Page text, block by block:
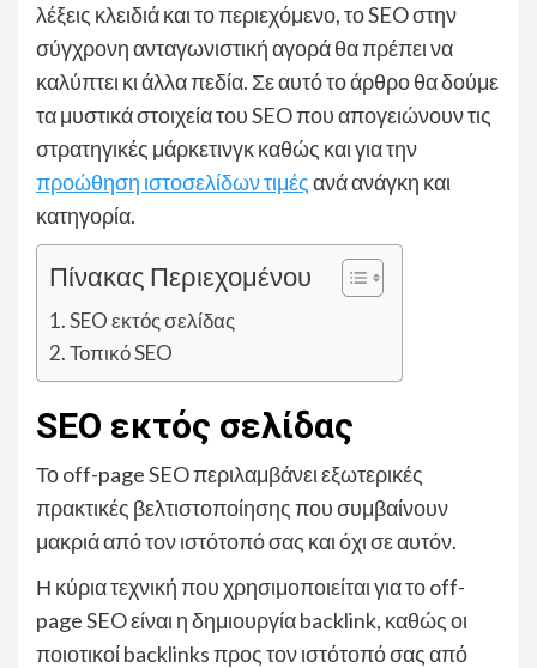
λέξεις κλειδιά και το περιεχόμενο, το SEO στην
σύγχρονη ανταγωνιστική αγορά θα πρέπει να
καλύπτει κι άλλα πεδία. Σε αυτό το άρθρο θα δούμε
τα μυστικά στοιχεία του SEO που απογειώνουν τις
στρατηγικές μάρκετινγκ καθώς και για την
προώθηση ιστοσελίδων τιμέςανά ανάγκη και
κατηγορία.
Πίνακας Περιεχομένου
SEO εκτός σελίδας
Τοπικό SEO
SEO εκτός σελίδας
Το off-page SEO περιλαμβάνει εξωτερικές
πρακτικές βελτιστοποίησης που συμβαίνουν
μακριά από τον ιστότοπό σας και όχι σε αυτόν.
Η κύρια τεχνική που χρησιμοποιείται για το off-
page SEO είναι η δημιουργία backlink, καθώς οι
ποιοτικοί backlinks προς τον ιστότοπό σας από